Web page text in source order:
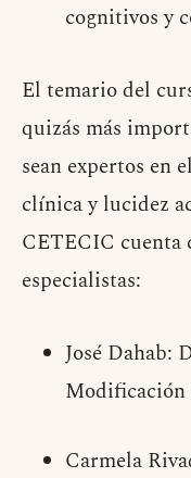
cognitivos y
El temario del
quizás más
sean expertos en
clínica y lucidez
CETECIC cuenta
especialistas:
José Dahab:
Modificación
Carmela